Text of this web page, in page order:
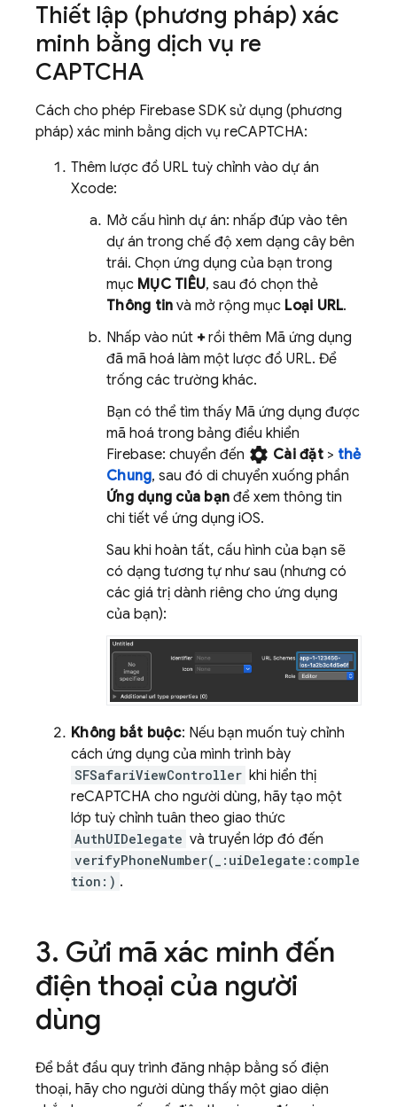
Thiết lập (phương pháp) xác
minh bằng dịch vụ re
CAPTCHA
Cách cho phép Firebase SDK sử dụng (phương
pháp) xác minh bằng dịch vụ reCAPTCHA:
Thêm lược đồ URL tuỳ chỉnh vào dự án
Xcode:
Mở cấu hình dự án: nhấp đúp vào tên
dự án trong chế độ xem dạng cây bên
trái. Chọn ứng dụng của bạn trong
mục MỤC TIÊU, sau đó chọn thẻ
Thông tin và mở rộng mục Loại URL.
Nhấp vào nút +rồi thêm Mã ứng dụng
đã mã hoá làm một lược đồ URL. Để
trống các trường khác.
Bạn có thể tìm thấy Mã ứng dụng được
mã hoá trong bảng điều khiển
Firebase: chuyển đến settings Cài đặt> thẻ
Chung, sau đó di chuyển xuống phần
Ứng dụng của bạn để xem thông tin
chi tiết về ứng dụng iOS.
Sau khi hoàn tất, cấu hình của bạn sẽ
có dạng tương tự như sau (nhưng có
các giá trị dành riêng cho ứng dụng
của bạn):
Không bắt buộc: Nếu bạn muốn tuỳ chỉnh
cách ứng dụng của mình trình bày
SFSafariViewController khi hiển thị
reCAPTCHA cho người dùng, hãy tạo một
lớp tuỳ chỉnh tuân theo giao thức
AuthUIDelegate và truyền lớp đó đến
verifyPhoneNumber(_:uiDelegate:comple
tion:) .
Gửi mã xác minh đến
điện thoại của người
dùng
Để bắt đầu quy trình đăng nhập bằng số điện
thoại, hãy cho người dùng thấy một giao diện